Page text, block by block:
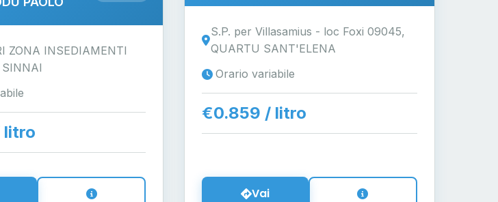
ZONA INSEDIAMENTI
litro
S.P. per Villasamius - loc Foxi 09045,
QUARTU SANT'ELENA
Orario variabile
€0.859 / litro
Vai